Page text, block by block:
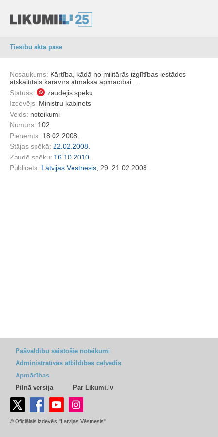
Tiesību akta pase
Nosaukums: Kārtība, kādā no militārās izglītības iestādes
atskaitītais karavīrs atmaksā apmācībai ..
Statuss:
zaudējis spēku
Izdevējs: Ministru kabinets
Veids: noteikumi
Numurs: 102
Pieņemts: 18.02.2008.
Stājas spēkā: 22.02.2008.
Zaudē spēku: 16.10.2010.
Publicēts: Latvijas Vēstnesis , 29, 21.02.2008.
Pašvaldību saistošie noteikumi
Administratīvās atbildības ceļvedis
Apmācības
Pilnā versija
Par Likumi.lv
© Oficiālais izdevējs "Latvijas Vēstnesis"